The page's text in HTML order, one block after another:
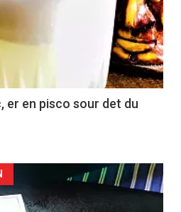
er en pisco sour det du